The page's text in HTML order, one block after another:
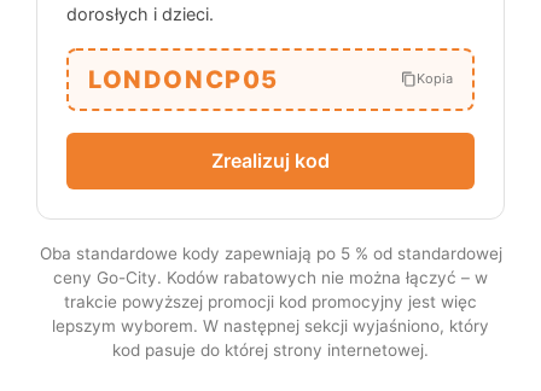
dorosłych i dzieci.
LONDONCP05 Kopia
Zrealizuj kod
Oba standardowe kody zapewniają po 5 % od standardowej
ceny Go-City. Kodów rabatowych nie można łączyć – w
trakcie powyższej promocji kod promocyjny jest więc
lepszym wyborem. W następnej sekcji wyjaśniono, który
kod pasuje do której strony internetowej.